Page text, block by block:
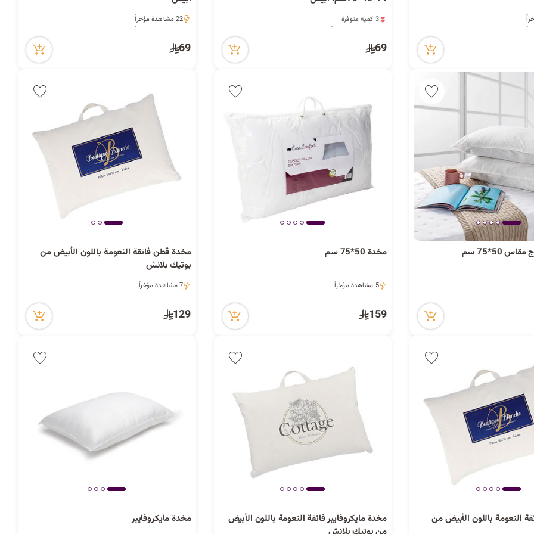
ت
ل
ب
ح
15 مشاهدة مؤخراً
15 مشاهدة مؤخراً69
22 مشاهدة مؤخراً
69
50*75 سم مخدة 50*75 سم
5 مشاهدة مؤخراً
159
مخدة قطن فائقة النعومة باللون الأبيض من
بوتيك بلانش
7 مشاهدة مؤخراً
129
النعومة باللون الأبيض من
مخدة مايكروفايبر فائقة النعومة باللون الأبيض
مخدة مايكروفايبر